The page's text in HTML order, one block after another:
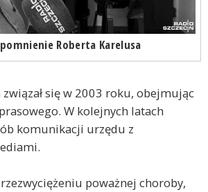
Roberta Karelusa
się w 2003 roku, obejmując
W kolejnych latach
komunikacji urzędu z
poważnej choroby,